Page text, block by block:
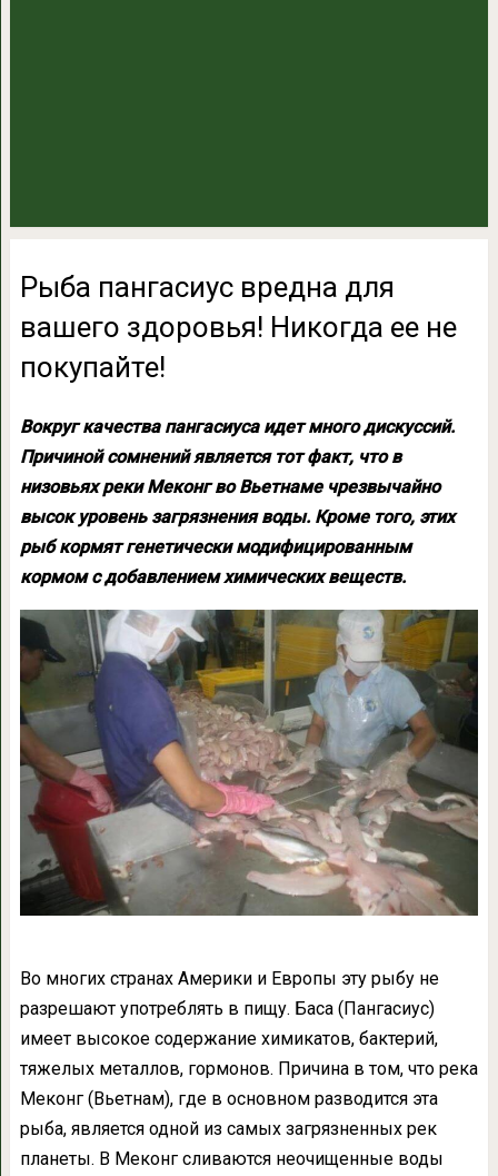
Рыба пангасиус вредна для
вашего здоровья! Никогда ее не
покупайте!
Вокруг качества пангасиуса идет много дискуссий.
Причиной сомнений является тот факт, что в
низовьях реки Меконг во Вьетнаме чрезвычайно
высок уровень загрязнения воды. Кроме того, этих
рыб кормят генетически модифицированным
кормом с добавлением химических веществ.
Во многих странах Америки и Европы эту рыбу не
разрешают употреблять в пищу. Баса (Пангасиус)
имеет высокое содержание химикатов, бактерий,
тяжелых металлов, гормонов. Причина в том, что река
Меконг (Вьетнам), где в основном разводится эта
рыба, является одной из самых загрязненных рек
планеты. В Меконг сливаются неочищенные воды